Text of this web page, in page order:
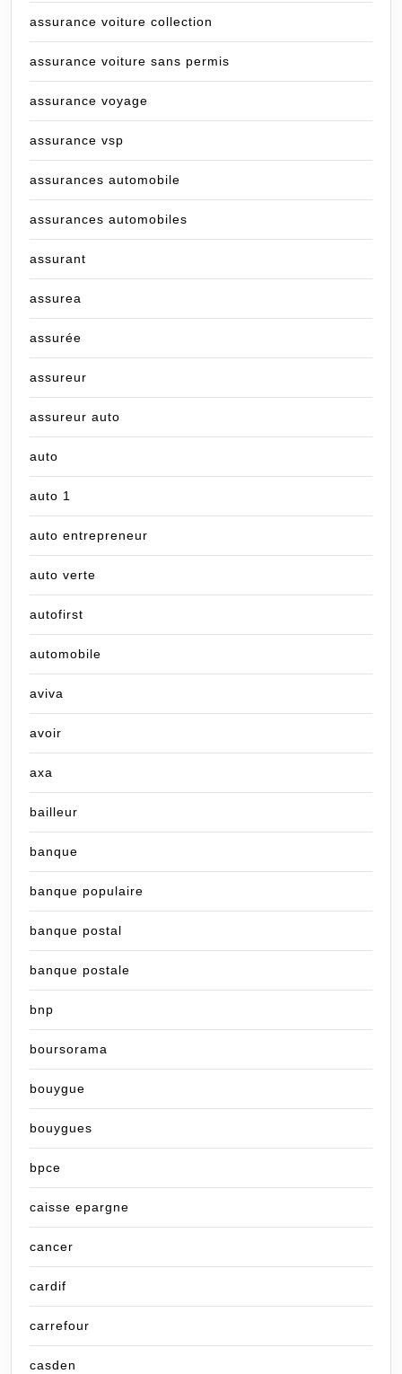
assurance voiture collection
assurance voiture sans permis
assurance voyage
assurance vsp
assurances automobile
assurances automobiles
assurant
assurea
assurée
assureur
assureur auto
auto
auto 1
auto entrepreneur
auto verte
autofirst
automobile
aviva
avoir
axa
bailleur
banque
banque populaire
banque postal
banque postale
bnp
boursorama
bouygue
bouygues
bpce
caisse epargne
cancer
cardif
carrefour
casden